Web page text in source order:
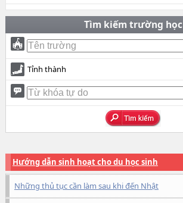
Tìm kiếm trường học
Tỉnh thành
Hướng dẫn sinh hoạt cho du học sinh
Những thủ tục cần làm sau khi đến Nhật